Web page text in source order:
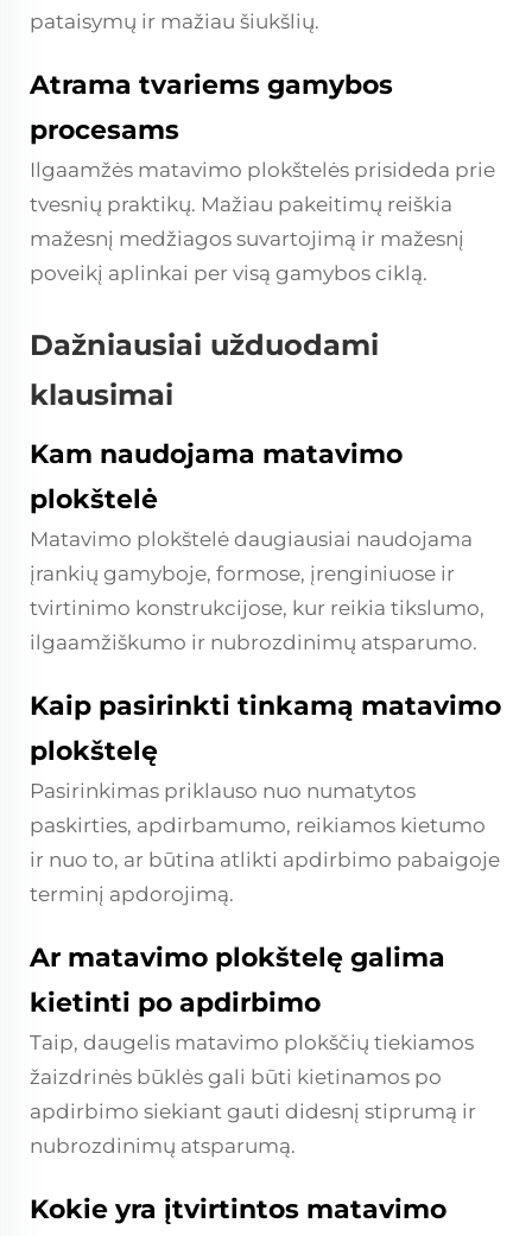
pataisymų ir mažiau šiukšlių.
Atrama tvariems gamybos
procesams
Ilgaamžės matavimo plokštelės prisideda prie
tvesnių praktikų. Mažiau pakeitimų reiškia
mažesnį medžiagos suvartojimą ir mažesnį
poveikį aplinkai per visą gamybos ciklą.
Dažniausiai užduodami
klausimai
Kam naudojama matavimo
plokštelė
Matavimo plokštelė daugiausiai naudojama
įrankių gamyboje, formose, įrenginiuose ir
tvirtinimo konstrukcijose, kur reikia tikslumo,
ilgaamžiškumo ir nubrozdinimų atsparumo.
Kaip pasirinkti tinkamą matavimo
plokštelę
Pasirinkimas priklauso nuo numatytos
paskirties, apdirbamumo, reikiamos kietumo
ir nuo to, ar būtina atlikti apdirbimo pabaigoje
terminį apdorojimą.
Ar matavimo plokštelę galima
kietinti po apdirbimo
Taip, daugelis matavimo plokščių tiekiamos
žaizdrinės būklės gali būti kietinamos po
apdirbimo siekiant gauti didesnį stiprumą ir
nubrozdinimų atsparumą.
Kokie yra įtvirtintos matavimo